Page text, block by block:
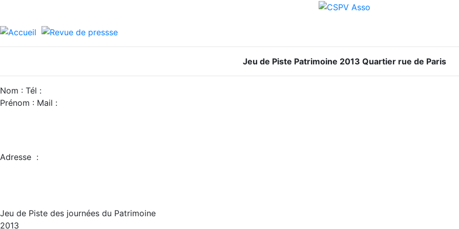
Jeu de Piste Patrimoine 2013 Quartier rue de Paris
Nom : Tél :
Prénom : Mail :
Adresse
Jeu de Piste des journées du Patrimoine
2013